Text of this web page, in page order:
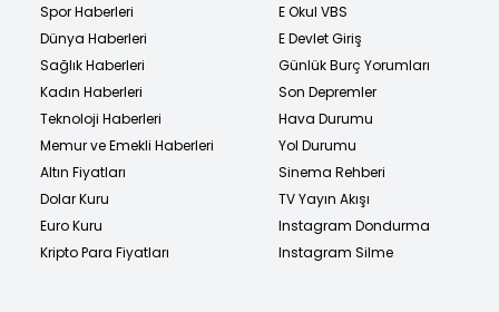
Spor Haberleri
Dünya Haberleri
Sağlık Haberleri
Kadın Haberleri
Teknoloji Haberleri
Memur ve Emekli Haberleri
Altın Fiyatları
Dolar Kuru
Euro Kuru
Kripto Para Fiyatları
E Okul VBS
E Devlet Giriş
Günlük Burç Yorumları
Son Depremler
Hava Durumu
Yol Durumu
Sinema Rehberi
TV Yayın Akışı
Instagram Dondurma
Instagram Silme